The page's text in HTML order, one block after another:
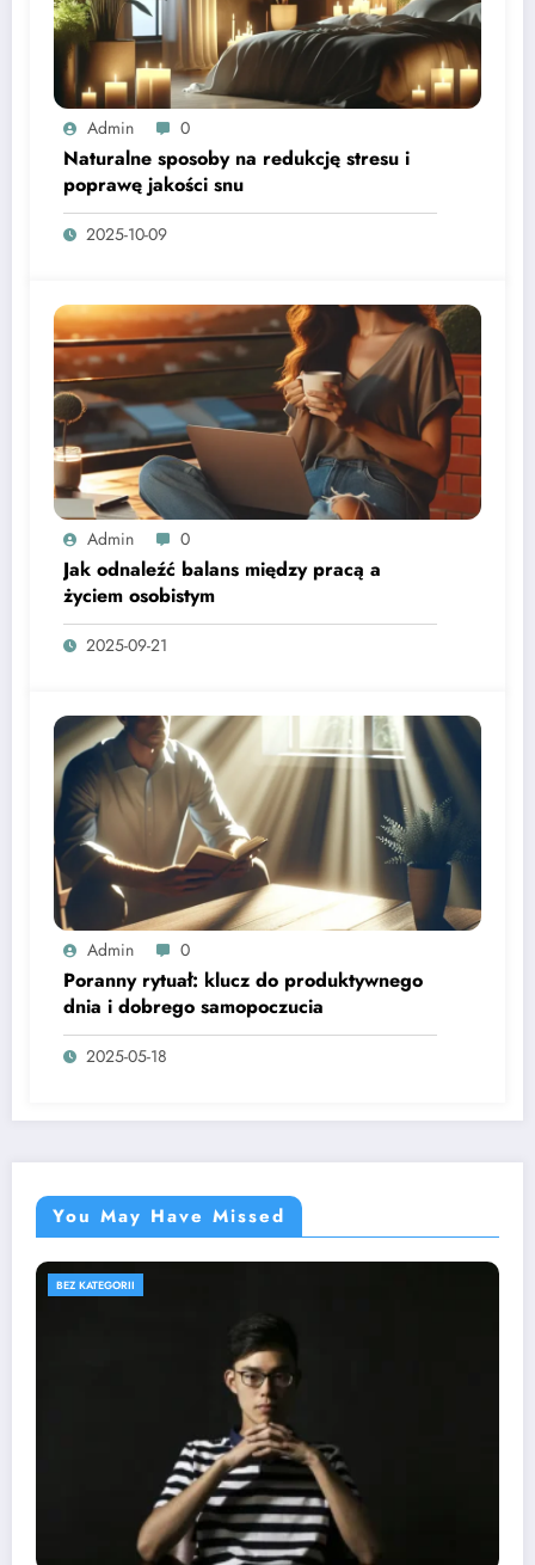
Admin 0
Naturalne sposoby na redukcję stresu i
poprawę jakości snu
2025-10-09
Admin 0
Jak odnaleźć balans między pracą a
życiem osobistym
2025-09-21
Admin 0
Poranny rytuał: klucz do produktywnego
dnia i dobrego samopoczucia
2025-05-18
You May Have Missed